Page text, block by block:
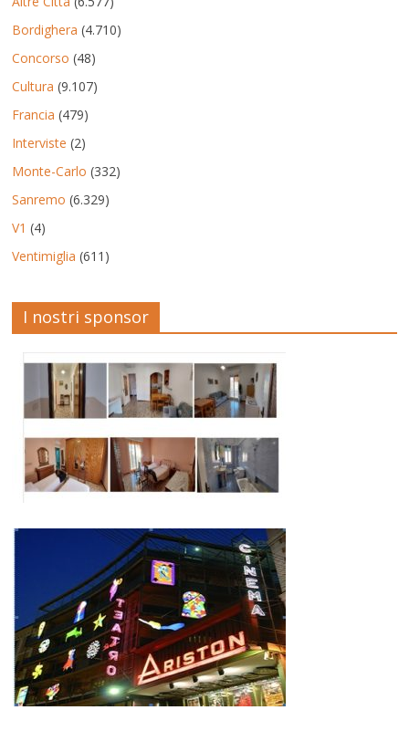
Bordighera (4.710)
Concorso (48)
Cultura (9.107)
Francia (479)
Interviste (2)
Monte-Carlo (332)
Sanremo (6.329)
V1 (4)
Ventimiglia (611)
I nostri sponsor